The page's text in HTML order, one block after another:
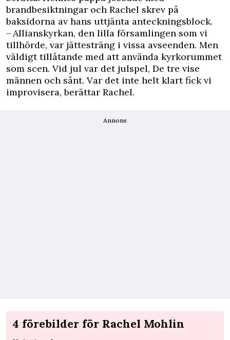
brandbesiktningar och Rachel skrev på
baksidorna av hans uttjänta anteckningsblock.
– Allianskyrkan, den lilla församlingen som vi
tillhörde, var jättesträng i vissa avseenden. Men
väldigt tillåtande med att använda kyrkorummet
som scen. Vid jul var det julspel, De tre vise
männen och sånt. Var det inte helt klart fick vi
improvisera, berättar Rachel.
Annons
4 förebilder för Rachel Mohlin